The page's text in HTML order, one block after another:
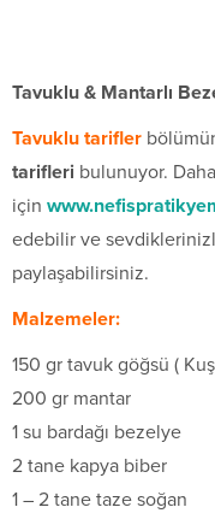
Tavuklu & Mantarlı
Tavuklu tarifler
tarifleri bulunuyor.
için
edebilir ve
paylaşabilirsiniz.
Malzemeler:
150 gr tavuk göğsü (
200 gr mantar
1 su bardağı bezelye
2 tane kapya biber
1 – 2 tane taze soğan